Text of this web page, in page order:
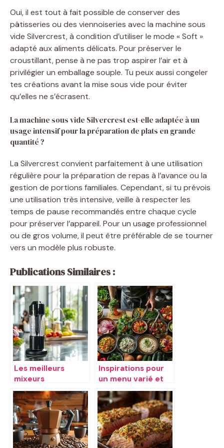
Oui, il est tout à fait possible de conserver des
pâtisseries ou des viennoiseries avec la machine sous
vide Silvercrest, à condition d’utiliser le mode « Soft »
adapté aux aliments délicats. Pour préserver le
croustillant, pense à ne pas trop aspirer l’air et à
privilégier un emballage souple. Tu peux aussi congeler
tes créations avant la mise sous vide pour éviter
qu’elles ne s’écrasent.
La machine sous vide Silvercrest est-elle adaptée à un
usage intensif pour la préparation de plats en grande
quantité ?
La Silvercrest convient parfaitement à une utilisation
régulière pour la préparation de repas à l’avance ou la
gestion de portions familiales. Cependant, si tu prévois
une utilisation très intensive, veille à respecter les
temps de pause recommandés entre chaque cycle
pour préserver l’appareil. Pour un usage professionnel
ou de gros volume, il peut être préférable de se tourner
vers un modèle plus robuste.
Publications Similaires :
Les meilleurs
mixeurs
plongeants de
2019
Inspirations pour
un menu varié et
savoureux